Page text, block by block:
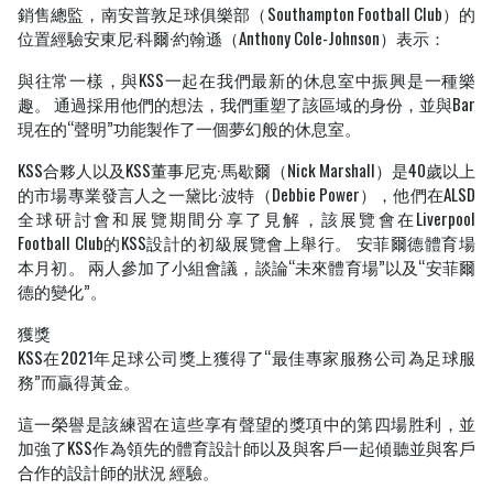
銷售總監，南安普敦足球俱樂部（Southampton Football Club）的
位置經驗安東尼·科爾·約翰遜（Anthony Cole-Johnson）表示：
與往常一樣，與KSS一起在我們最新的休息室中振興是一種樂
趣。 通過採用他們的想法，我們重塑了該區域的身份，並與Bar
現在的“聲明”功能製作了一個夢幻般的休息室。
KSS合夥人以及KSS董事尼克·馬歇爾（Nick Marshall）是40歲以上
的市場專業發言人之一黛比·波特（Debbie Power），他們在ALSD
全球研討會和展覽期間分享了見解，該展覽會在Liverpool
Football Club的KSS設計的初級展覽會上舉行。 安菲爾德體育場
本月初。 兩人參加了小組會議，談論“未來體育場”以及“安菲爾
德的變化”。
獲獎
KSS在2021年足球公司獎上獲得了“最佳專家服務公司為足球服
務”而贏得黃金。
這一榮譽是該練習在這些享有聲望的獎項中的第四場胜利，並
加強了KSS作為領先的體育設計師以及與客戶一起傾聽並與客戶
合作的設計師的狀況 經驗。